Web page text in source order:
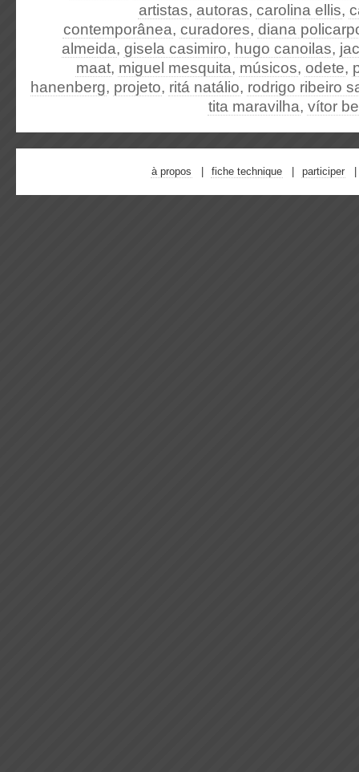
artistas, autoras, carolina ellis,
contemporânea, curadores, diana
almeida, gisela casimiro, hugo canoilas,
maat, miguel mesquita, músicos, odete,
hanenberg, projeto, ritá natálio, rodrigo ribeiro
tita maravilha, vítor
à propos fiche technique participer